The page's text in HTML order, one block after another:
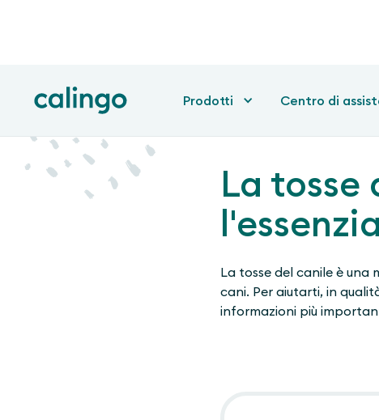
Prodotti Centro di
La tosse
La tosse del canile è
cani. Per aiutarti, in
informazioni più